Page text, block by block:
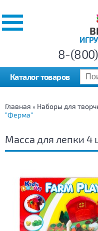
8-
Каталог товаров
Главная » Наборы для
"Ферма"
Масса для лепки 4